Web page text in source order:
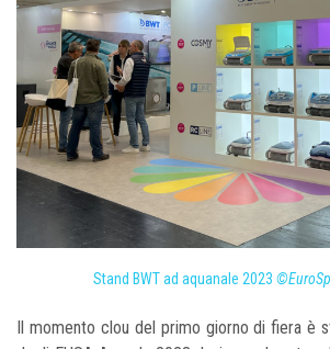
Stand BWT ad aquanale 2023
Il momento clou del primo giorno di fiera è